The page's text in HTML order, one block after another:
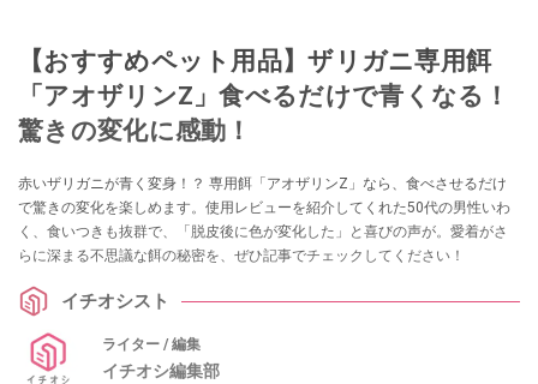
【おすすめペット用品】ザリガニ専用餌
「アオザリンZ」食べるだけで青くなる！
驚きの変化に感動！
赤いザリガニが青く変身！？ 専用餌「アオザリンZ」なら、食べさせるだけ
で驚きの変化を楽しめます。使用レビューを紹介してくれた50代の男性いわ
く、食いつきも抜群で、「脱皮後に色が変化した」と喜びの声が。愛着がさ
らに深まる不思議な餌の秘密を、ぜひ記事でチェックしてください！
イチオシスト
ライター / 編集
イチオシ編集部